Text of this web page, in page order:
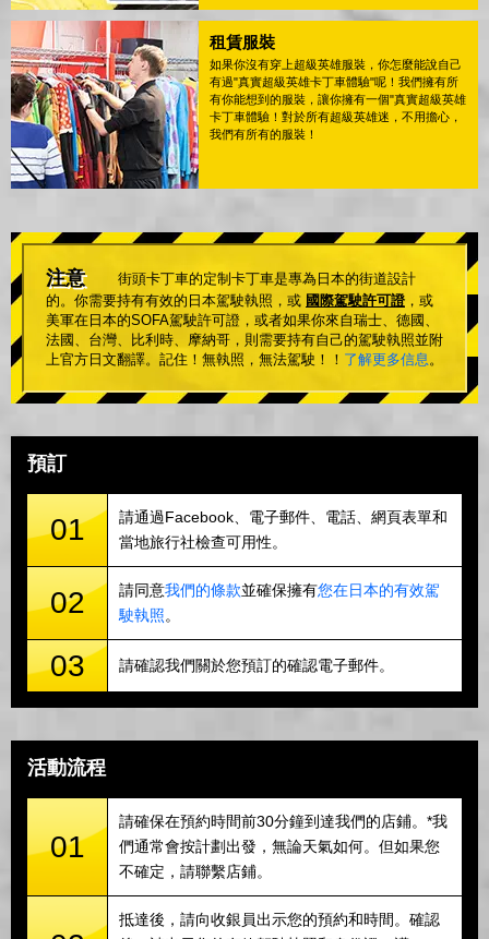
租賃服裝
如果你沒有穿上超級英雄服裝，你怎麼能說自己
有過"真實超級英雄卡丁車體驗"呢！我們擁有所
有你能想到的服裝，讓你擁有一個"真實超級英雄
卡丁車體驗！對於所有超級英雄迷，不用擔心，
我們有所有的服裝！
注意
街頭卡丁車的定制卡丁車是專為日本的街道設計
的。你需要持有有效的日本駕駛執照，或 國際駕駛許可證，或
美軍在日本的SOFA駕駛許可證，或者如果你來自瑞士、德國、
法國、台灣、比利時、摩納哥，則需要持有自己的駕駛執照並附
上官方日文翻譯。記住！無執照，無法駕駛！！ 了解更多信息。
預訂
01
請通過Facebook、電子郵件、電話、網頁表單和
當地旅行社檢查可用性。
02 請同意我們的條款並確保擁有您在日本的有效駕
駛執照。
03 請確認我們關於您預訂的確認電子郵件。
活動流程
01
請確保在預約時間前30分鐘到達我們的店鋪。*我
們通常會按計劃出發，無論天氣如何。但如果您
不確定，請聯繫店鋪。
抵達後，請向收銀員出示您的預約和時間。確認